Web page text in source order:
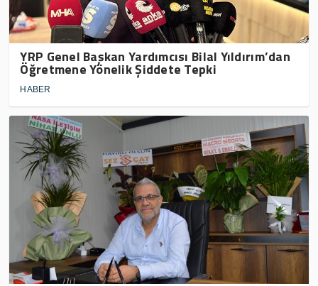
YRP Genel Başkan Yardımcısı Bilal Yıldırım’dan
Öğretmene Yönelik Şiddete Tepki
HABER